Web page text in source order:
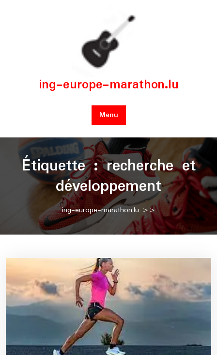
ing-europe-marathon.lu
Menu
Étiquette :recherche et
développement
ing-europe-marathon.lu >>